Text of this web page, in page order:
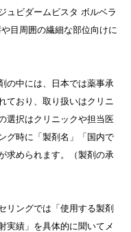
ュビダームビスタ ボルベラ
目周囲の繊細な部位向けに
の中には、日本では薬事承
ており、取り扱いはクリニ
選択はクリニックや担当医
グ時に「製剤名」「国内で
求められます。（製剤の承
リングでは「使用する製剤
実績」を具体的に聞いてメ